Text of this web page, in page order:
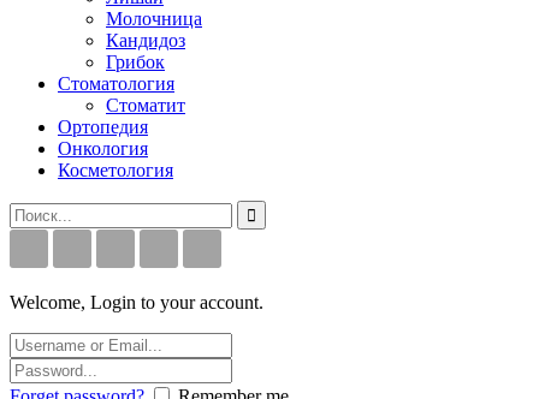
Молочница
Кандидоз
Грибок
Стоматология
Стоматит
Ортопедия
Онкология
Косметология
Welcome, Login to your account.